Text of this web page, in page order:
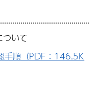
ついて
手順（PDF：146.5K